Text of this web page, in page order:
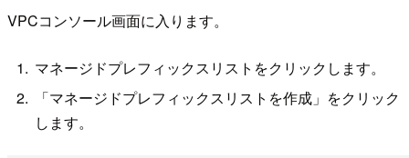
VPCコンソール画面に入ります。
マネージドプレフィックスリストをクリックします。
「マネージドプレフィックスリストを作成」をクリック
します。